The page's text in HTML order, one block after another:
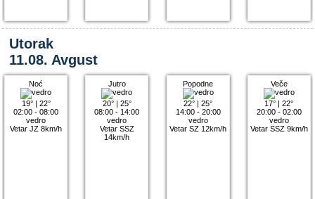
Utorak
11.08. Avgust
Noć
19°| 22°
02:00 - 08:00
vedro
Vetar JZ 8km/h
Jutro
20°| 25°
08:00 - 14:00
vedro
Vetar SSZ
14km/h
Popodne
22° |25°
14:00 - 20:00
vedro
Vetar SZ 12km/h
Veče
17° |22°
20:00 - 02:00
vedro
Vetar SSZ 9km/h